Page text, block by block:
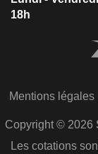
18h
Mentions légales
Copyright © 2026
Les cotations